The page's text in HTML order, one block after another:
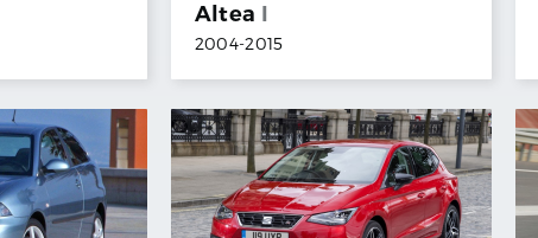
Altea I
2004-2015